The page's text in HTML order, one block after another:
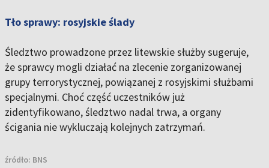
Tło sprawy: rosyjskie ślady
Śledztwo prowadzone przez litewskie służby sugeruje,
że sprawcy mogli działać na zlecenie zorganizowanej
grupy terrorystycznej, powiązanej z rosyjskimi służbami
specjalnymi. Choć część uczestników już
zidentyfikowano, śledztwo nadal trwa, a organy
ścigania nie wykluczają kolejnych zatrzymań.
źródło: BNS